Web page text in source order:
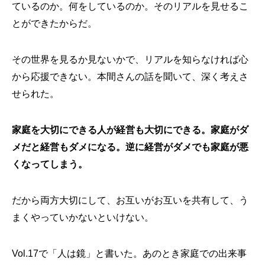
ているのか。何をしているのか。そのリアルを見せるこ
とができたからだ。
その世界を見るか見ないかで、リアルを知らなければ心
から応援できない。本間さんの話を聞いて、深く考えさ
せられた。
家庭を大切にできる人が経営も大切にできる。家庭がダ
メだと経営もダメになる。逆に経営がダメでも家庭が悪
くなってしまう。
だから両方大切にして、お互いがお互いを共有して、う
まくやっていかないといけない。
Vol.17で「人は鏡」と書いた。あのとき家庭での出来事